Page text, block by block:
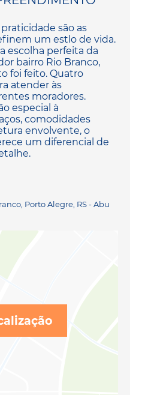
são as
um estlo de vida.
escolha perfeita da
bairro Rio Branco,
foi feito. Quatro
atender às
moradores.
especial à
comodidades
envolvente, o
um diferencial de
Porto Alegre, RS - Abu